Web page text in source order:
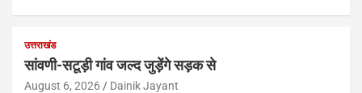
उत्तराखंड
सांवणी-सटूड़ी गांव जल्द जुड़ेंगे सड़क से
August 6, 2026 Dainik Jayant